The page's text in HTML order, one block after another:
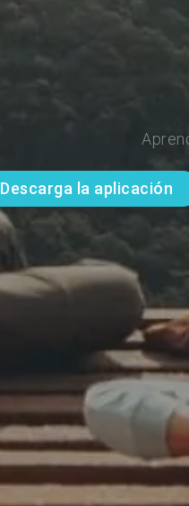
Descarga la aplicación